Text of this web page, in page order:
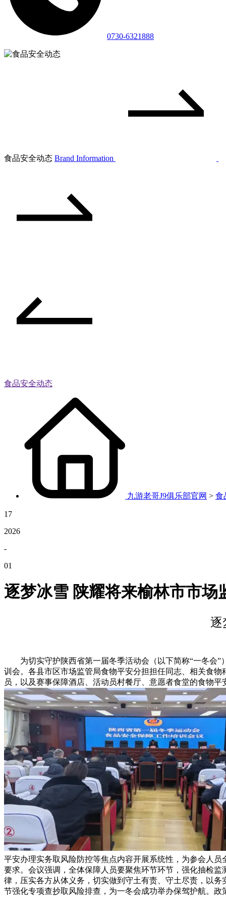
0730-6321888
食品安全动态 Brand Information
食品安全动态
九游老哥J9俱乐部官网 > 食
17
2026
-
01
逐梦冰雪 陕耀将来榆林市市场
逐
为切实守护陕西省第一届冬季活动会（以下简称“一冬会”
训会。各县市区市场监管局食物平安分担担任同志、相关食
员，以及赛事保障酒店、活动员村餐厅、意愿者食堂的食物
平安办理实务取风险防控等焦点内容开展系统性，为参会人
要求。会议强调，全体保障人员要聚焦环节环节，强化抽检
律，压实各方从体义务，切实做到守土有责、守土尽责，以
节强化专项查抄取风险排查，为一冬会成功举办保驾护航。